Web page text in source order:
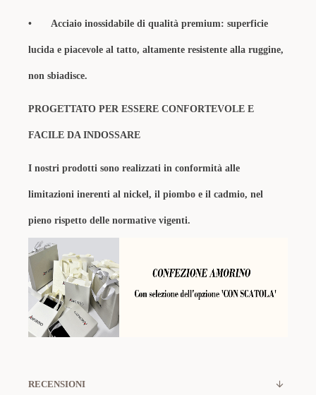
• Acciaio inossidabile di qualità premium: superficie
lucida e piacevole al tatto, altamente resistente alla ruggine,
non sbiadisce.
PROGETTATO PER ESSERE CONFORTEVOLE E
FACILE DA INDOSSARE
I nostri prodotti sono realizzati in conformità alle
limitazioni inerenti al nickel, il piombo e il cadmio, nel
pieno rispetto delle normative vigenti.
RECENSIONI